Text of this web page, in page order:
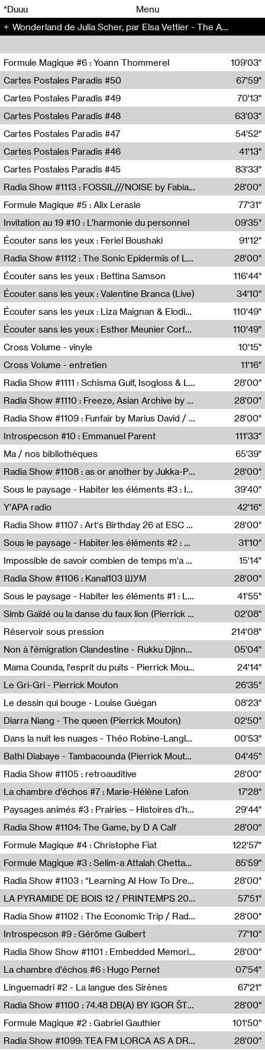
*Duuu
Menu
Wonderland de Julia Scher, par Elsa Vettier - The Artificial Kid (14)
Formule Magique #6 : Yoann Thommerel
Nathalie Lacroix,Yoann Thommerel
109'03"
Cartes Postales Paradis #50
Zoé Leroux
67'59"
Cartes Postales Paradis #49
Aurore Portales
70'13"
Cartes Postales Paradis #48
Mathias Dupaquier
63'03"
Cartes Postales Paradis #47
Raymond Engramer
54'52"
Cartes Postales Paradis #46
Sarah Banville
41'13"
Cartes Postales Paradis #45
Mateo Cuin
83'33"
Radia Show #1113 : FOSSIL///NOISE by Fabiana Gibim / Wave Farm
Wave Farm
28'00"
Formule Magique #5 : Alix Lerasle
Nathalie Lacroix
77'31"
Invitation au 19 #10 : L’harmonie du personnel
19, CRAC
09'35"
Écouter sans les yeux : Feriel Boushaki
Feriel Boushaki
91'12"
Radia Show #1112 : The Sonic Epidermis of Lake Léman by Paul Courlet / Guest Slot
28'00"
Écouter sans les yeux : Bettina Samson
Bettina Samson
116'44"
Écouter sans les yeux : Valentine Branca (Live)
Valentine Branca
34'10"
Écouter sans les yeux : Liza Maignan & Elodie Lecat
Liza Maignan,Elodie Lecat
110'49"
Écouter sans les yeux : Esther Meunier Corfdyr
Esther Meunier Corfdyr
110'49"
Cross Volume - vinyle
10'15"
Cross Volume - entretien
11'16"
Radia Show #1111 : Schisma Gulf, Isogloss & Lament For The Old Clock By Harvey Young / Resonance
Resonance
28'00"
Radia Show #1110 : Freeze, Asian Archive by Avita Maheen / Radio Worm
Radio WORM
28'00"
Radia Show #1109 : Funfair by Marius David / JET FM
Jet FM
28'00"
Introspecson #10 : Emmanuel Parent
Pierre Henry,Emmanuel Parent
111'33"
Ma / nos bibliothèques
Sarah Tritz,Elene Lapiashivili,Justin Marconnet,Mateo Cuche,Esther Lechevalier,Suzie Lecroart,Romance Castelet
65'39"
Radia Show #1108 : as or another by Jukka-Pekka Kervinen / Rádio Zero
Radio Zero
28'00"
Sous le paysage - Habiter les éléments #3 : Interprétations, rituels et symboliques des éléments
Nastassja Martin
39'40"
Y'APA radio
Pierrick Mouton
42'16"
Radia Show #1107 : Art's Birthday 26 at ESC - Medien Kunst Labor
Radio Helsinki
28'00"
Sous le paysage - Habiter les éléments #2 : Vers le tournant élémentaire
Nastassja Martin
31'10"
Impossible de savoir combien de temps m'a échappé
Mélanie Blaison,Mateo Cuin
15'14"
Radia Show #1106 : Kanal103 ШУМ
Kanal103
28'00"
Sous le paysage - Habiter les éléments #1 : Les éléments et les débordements du vivant
Nastassja Martin
41'55"
Simb Gaïdé ou la danse du faux lion (Pierrick Mouton)
Pierrick Mouton,Simb Gaïdé
02'08"
Réservoir sous pression
214'08"
Non à l'émigration Clandestine - Rukku Djinne Squad (Eden Tinto Collins)
Eden Tinto Collins,Rukku Djinne
05'04"
Mama Counda, l'esprit du puits - Pierrick Mouton
Pierrick Mouton
24'14"
Le Gri-Gri - Pierrick Mouton
Pierrick Mouton
26'35"
Le dessin qui bouge - Louise Guégan
Louise Guégan
08'23"
Diarra Niang - The queen (Pierrick Mouton)
Pierrick Mouton,Diarra Niang
02'50"
Dans la nuit les nuages - Théo Robine-Langlois
Théo Robine-Langlois,LD Beat
00'53"
Bathi Diabaye - Tambacounda (Pierrick Mouton)
Pierrick Mouton,Bathi Diabaye
04'45"
Radia Show #1105 : retroauditive
Soundart Radio
28'00"
La chambre d'échos #7 : Marie-Hélène Lafon
Revue Les Chambres,Marie-Hélène Lafon
17'28"
Paysages animés #3 : Prairies – Histoires d’herbes et d’humains
Anne Simon
29'44"
Radia Show #1104: The Game, by D A Calf
Radio One NZ
28'00"
Formule Magique #4 : Christophe Fiat
Nathalie Lacroix
122'57"
Formule Magique #3 : Selim-a Attalah Chettaoui
Nathalie Lacroix,Selim-a Attalah Chettaoui
85'59"
Radia Show #1103 : “Learning AI How To Dream” by Sebastian Dingens (Radio Campus Bruxelles)
Radio Campus Bruxelles
28'00"
LA PYRAMIDE DE BOIS 12 / PRINTEMPS 2026
Sammy Stein
57'51"
Radia Show #1102 : The Economic Trip / Radio Grenouille
Radio Grenouille
28'00"
Introspecson #9 : Gérôme Guibert
Pierre Henry,Gérôme Guibert
77'10"
Radia Show Show #1101 : Embedded Memories by Jimmy Peggie / radioart106
Jimmy Peggie,radioart106
28'00"
La chambre d'échos #6 : Hugo Pernet
Revue Les Chambres,Hugo Pernet
07'54"
Linguemadri #2 - La langue des Sirènes
Meris Angioletti
67'21"
Radia Show #1100 : 74.48 DB(A) BY IGOR ŠTROMAJER FOR RADIO X
radio x
28'00"
Formule Magique #2 : Gabriel Gauthier
Nathalie Lacroix,Gabriel Gauthier
101'50"
Radia Show #1099: TEA FM LORCA AS A DREAM
28'00"
00 00
00 00